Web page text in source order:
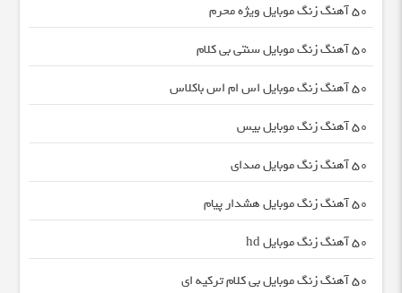
50 آهنگ زنگ موبایل ویژه محرم
50 آهنگ زنگ موبایل سنتی بی کلام
50 آهنگ زنگ موبایل اس ام اس باکلاس
50 آهنگ زنگ موبایل بیس
50 آهنگ زنگ موبایل صدای
50 آهنگ زنگ موبایل هشدار پیام
50 آهنگ زنگ موبایل hd
50 آهنگ زنگ موبایل بی کلام ترکیه ای